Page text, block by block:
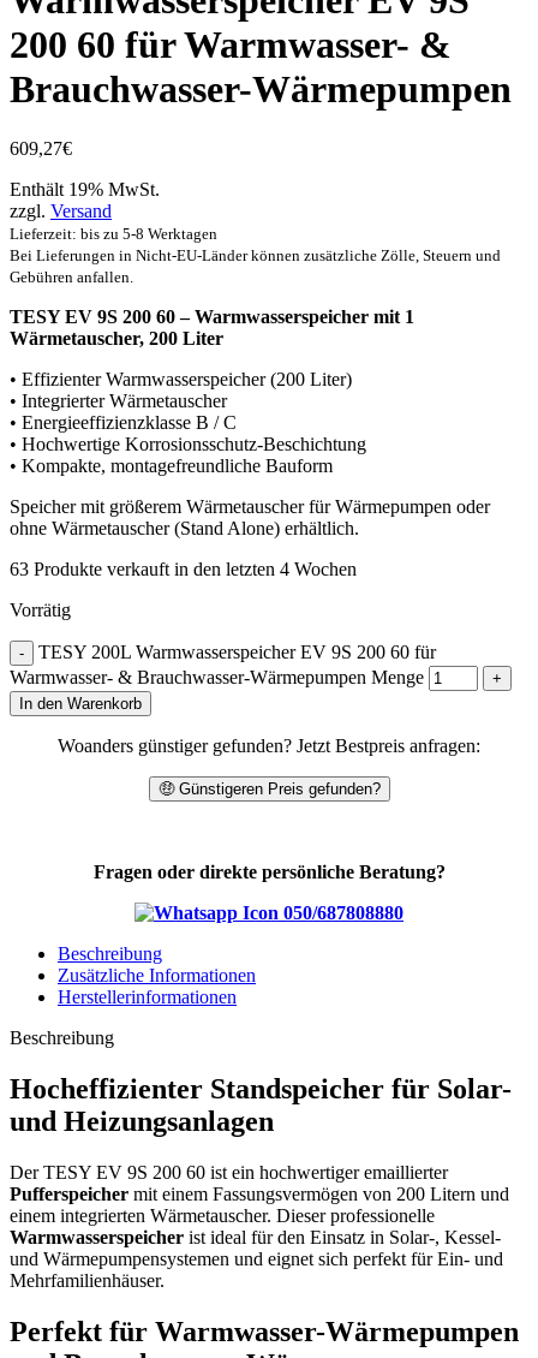
200 60 für Warmwasser- &
Brauchwasser-Wärmepumpen
609,27€
Enthält 19% MwSt.
zzgl. Versand
Lieferzeit: bis zu 5-8 Werktagen
Bei Lieferungen in Nicht-EU-Länder können zusätzliche Zölle, Steuern und
Gebühren anfallen.
TESY EV 9S 200 60 – Warmwasserspeicher mit 1
Wärmetauscher, 200 Liter
• Effizienter Warmwasserspeicher (200 Liter)
• Integrierter Wärmetauscher
• Energieeffizienzklasse B / C
• Hochwertige Korrosionsschutz-Beschichtung
• Kompakte, montagefreundliche Bauform
Speicher mit größerem Wärmetauscher für Wärmepumpen oder
ohne Wärmetauscher (Stand Alone) erhältlich.
63 Produkte verkauft in den letzten 4 Wochen
Vorrätig
TESY 200L Warmwasserspeicher EV 9S 200 60 für
Warmwasser- & Brauchwasser-Wärmepumpen Menge
In den Warenkorb
Woanders günstiger gefunden? Jetzt Bestpreis anfragen:
🤑 Günstigeren Preis gefunden?
Fragen oder direkte persönliche Beratung?
050/687808880
Beschreibung
Zusätzliche Informationen
Herstellerinformationen
Beschreibung
Hocheffizienter Standspeicher für Solar-
und Heizungsanlagen
Der TESY EV 9S 200 60 ist ein hochwertiger emaillierter
Pufferspeicher mit einem Fassungsvermögen von 200 Litern und
einem integrierten Wärmetauscher. Dieser professionelle
Warmwasserspeicher ist ideal für den Einsatz in Solar-, Kessel-
und Wärmepumpensystemen und eignet sich perfekt für Ein- und
Mehrfamilienhäuser.
Perfekt für Warmwasser-Wärmepumpen